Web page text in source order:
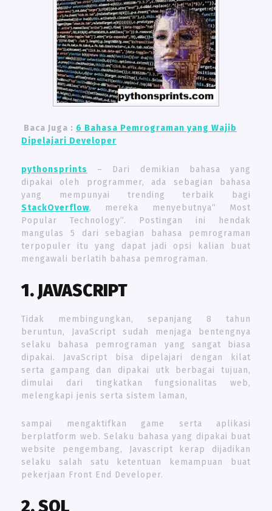
Baca Juga : 6 Bahasa Pemrograman yang Wajib
Dipelajari Developer
pythonsprints
– Dari demikian bahasa yang
dipakai oleh programmer, ada sebagian bahasa
yang mempunyai trending terbaik bagi
StackOverflow, mereka menyebutnya“ Most
Popular Technology”. Postingan ini hendak
mangulas 5 dari sebagian bahasa pemrograman
terpopuler itu yang dapat jadi opsi kalian buat
mengawali berlatih bahasa pemrograman.
1. JAVASCRIPT
Tidak membingungkan, sepanjang 8 tahun
beruntun, JavaScript sudah menjaga bentengnya
selaku bahasa pemrograman yang sangat biasa
dipakai. JavaScript bisa dipelajari dengan kilat
serta gampang dan dipakai utk berbagai tujuan,
dimulai dari tingkatkan fungsionalitas web,
melengkapi jenis serta sistem laman,
sampai mengaktifkan game serta aplikasi
berplatform web. Selaku bahasa yang dipakai buat
website pengembang, Javascript kerap dijadikan
selaku salah satu ketentuan kemampuan buat
pekerjaan Front End Developer.
2. SQL